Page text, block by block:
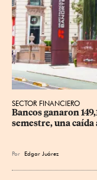
SECTOR FINANCIERO
Bancos ganaron
semestre, una caída
Por Edgar Juárez